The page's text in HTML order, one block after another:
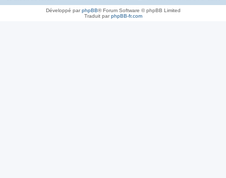
Développé parphpBB® Forum Software © phpBB Limited
Traduit parphpBB-fr.com